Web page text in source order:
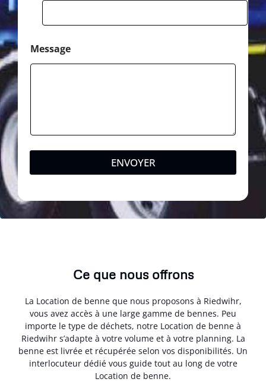
Message
ENVOYER
Ce que nous offrons
La Location de benne que nous proposons à Riedwihr,
vous avez accès à une large gamme de bennes. Peu
importe le type de déchets, notre Location de benne à
Riedwihr s’adapte à votre volume et à votre planning. La
benne est livrée et récupérée selon vos disponibilités. Un
interlocuteur dédié vous guide tout au long de votre
Location de benne.